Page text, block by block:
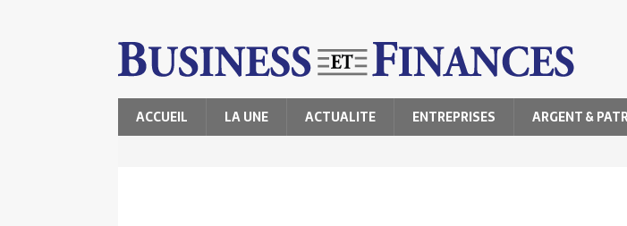
ACCUEIL LA UNE ACTUALITE ENTREPRISES ARGENT &